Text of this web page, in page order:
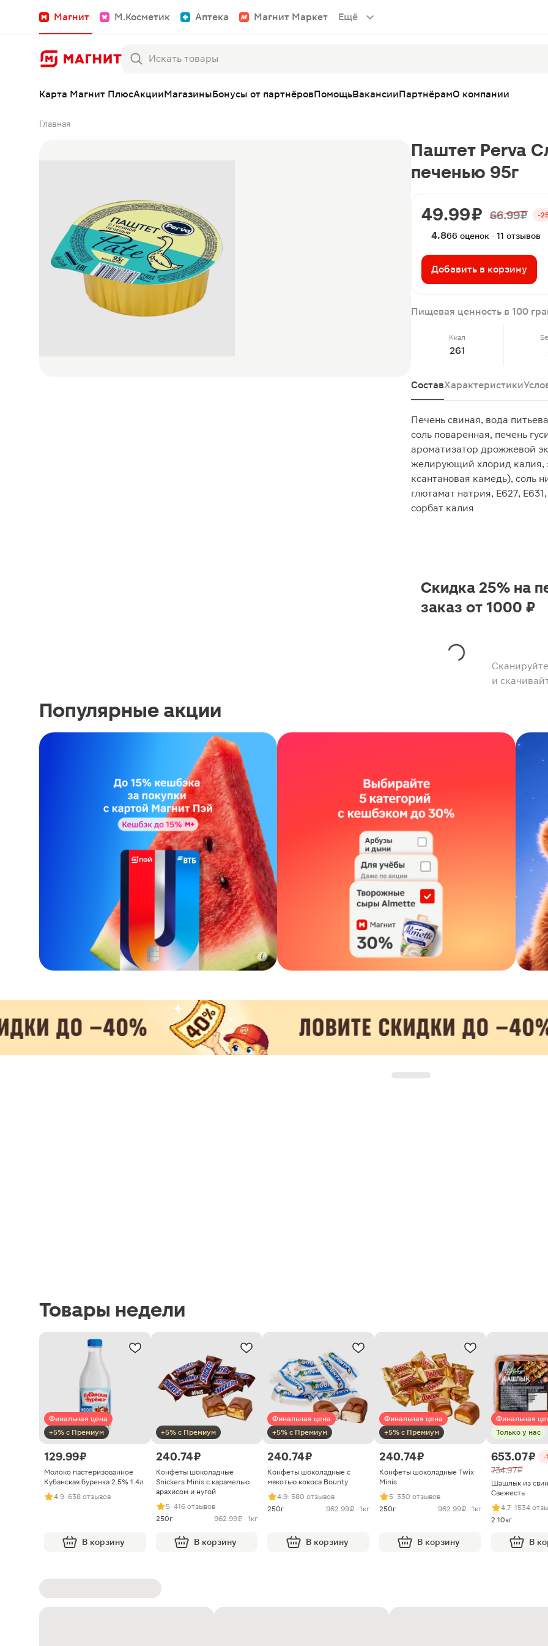
Магнит М.Косметик Аптека Магнит Маркет Ещё
Карта Магнит ПлюсАкцииМагазиныБонусы от партнёровПомощьВакансииПартнёрамО компании
Главная
Паштет Perva
печенью 95г
49.99 ₽ 66.99 ₽ -
4.866 оценок · 11 отзывов
Добавить в корзину
Пищевая ценность в 100
Ккал
261
СоставХарактеристики
Печень свиная, вода
соль поваренная, печень
ароматизатор дрожжевой
желирующий хлорид калия,
ксантановая камедь), соль
глютамат натрия, Е627,
сорбат калия
и
Скидка 25% на
заказ от 1000 ₽
Популярные акции
Товары недели
Финальная цена
+5% с Премиум
129.99 ₽
Молоко пастеризованное
Кубанская буренка 2.5% 1.4л
4.9· 638 отзывов
В корзину
+5% с Премиум
240.74 ₽
Конфеты шоколадные
Snickers Minis с карамелью
арахисом и нугой
5· 416 отзывов
250г
962.99 ₽ · 1кг
В корзину
Финальная цена
+5% с Премиум
240.74 ₽
Конфеты шоколадные с
мякотью кокоса Bounty
4.9· 580 отзывов
250г
962.99 ₽ · 1кг
В корзину
Финальная цена
+5% с Премиум
240.74 ₽
Конфеты шоколадные Twix
Minis
5· 330 отзывов
250г
962.99 ₽ · 1кг
В корзину
Финальная
Только у нас
653.07 ₽ -
734.97 ₽
Шашлык из
Свежесть
4.7· 1534
2.10кг
В